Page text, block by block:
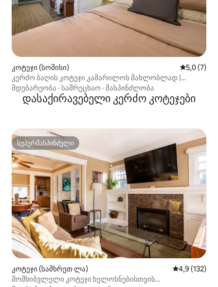
კოტეჯი (სომისი) საშუალო
5,0 (7)
კერძო ბაღის კოტეჯი კამარილოს მახლობლად |
ვენტურა
მდებარეობა · სამრეცხაო · მასპინძლობა
დასაქირავებელი კერძო კოტეჯები
სუპერმასპინძელი
სუპერმასპინძელი
კოტეჯი (სამხრეთ ლა) საშუალო
4,9 (132)
მომხიბვლელი კოტეჯი ხელოსნებისთვის